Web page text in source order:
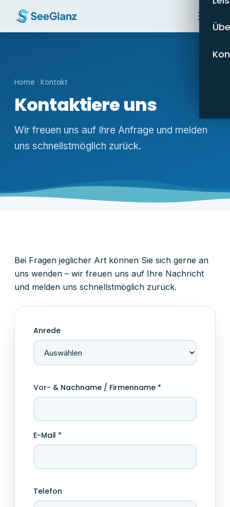
Home · Kontakt
Kontaktiere uns
Wir freuen uns auf Ihre Anfrage und melden
uns schnellstmöglich zurück.
Bei Fragen jeglicher Art können Sie sich gerne an
uns wenden – wir freuen uns auf Ihre Nachricht
und melden uns schnellstmöglich zurück.
Anrede
Vor- & Nachname / Firmenname *
E-Mail *
Telefon